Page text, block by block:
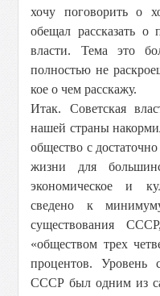
хочу поговорить о
обещал рассказать о
власти. Тема это
полностью не
кое о чем расскажу.
Итак. Советская
нашей страны
общество с
жизни для
экономическое и
сведено к
существования
«обществом трех
процентов. Уровень
СССР был одним из